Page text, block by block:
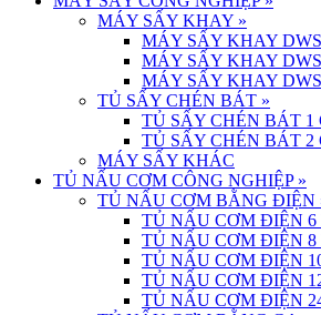
MÁY SẤY KHAY »
MÁY SẤY KHAY
MÁY SẤY KHAY
MÁY SẤY KHAY
TỦ SẤY CHÉN BÁT »
TỦ SẤY CHÉN BÁT 1
TỦ SẤY CHÉN BÁT 2
MÁY SẤY KHÁC
TỦ NẤU CƠM CÔNG NGHIỆP »
TỦ NẤU CƠM BẰNG ĐIỆN
TỦ NẤU CƠM ĐIỆN
TỦ NẤU CƠM ĐIỆN
TỦ NẤU CƠM ĐIỆN
TỦ NẤU CƠM ĐIỆN
TỦ NẤU CƠM ĐIỆN